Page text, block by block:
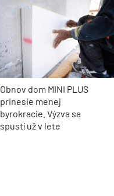
Obnov dom MINI PLUS
prinesie menej
byrokracie. Výzva sa
spustí už v lete